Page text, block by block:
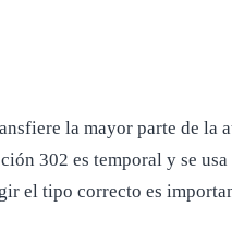
la mayor parte de la
302 es temporal y se
el tipo correcto es